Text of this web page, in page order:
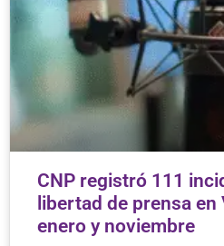
CNP registró 111
libertad de prensa
enero y noviembre